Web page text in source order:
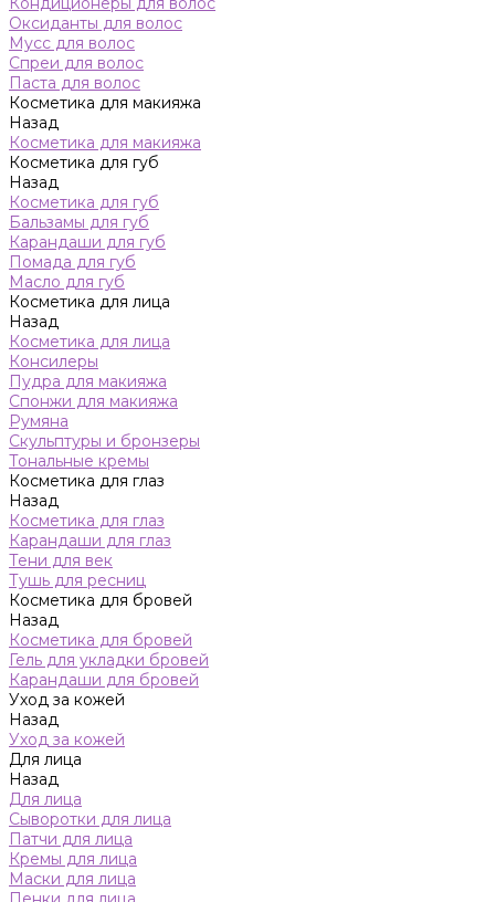
Оксиданты для волос
Мусс для волос
Спреи для волос
Паста для волос
Косметика для макияжа
Назад
Косметика для макияжа
Косметика для губ
Назад
Косметика для губ
Бальзамы для губ
Карандаши для губ
Помада для губ
Масло для губ
Косметика для лица
Назад
Косметика для лица
Консилеры
Пудра для макияжа
Спонжи для макияжа
Румяна
Скульптуры и бронзеры
Тональные кремы
Косметика для глаз
Назад
Косметика для глаз
Карандаши для глаз
Тени для век
Тушь для ресниц
Косметика для бровей
Назад
Косметика для бровей
Гель для укладки бровей
Карандаши для бровей
Уход за кожей
Назад
Уход за кожей
Для лица
Назад
Для лица
Сыворотки для лица
Патчи для лица
Кремы для лица
Маски для лица